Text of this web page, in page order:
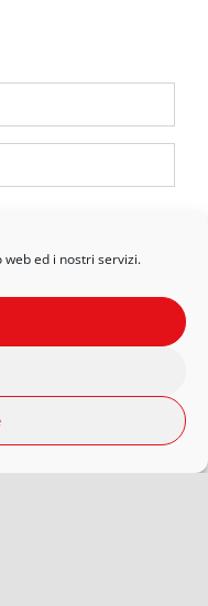
ed i nostri servizi.